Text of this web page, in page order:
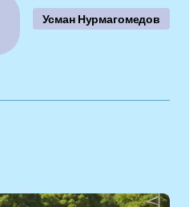
Усман Нурмагомедов